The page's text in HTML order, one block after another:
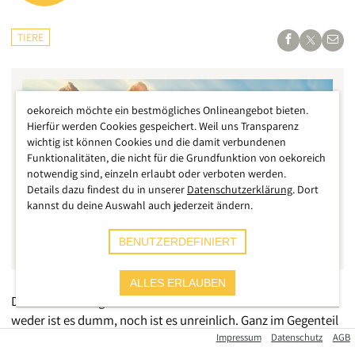
TIERE
Das Schwein ist gemeinhin ein verkanntes Wesen. Denn
weder ist es dumm, noch ist es unreinlich. Ganz im Gegenteil
sogar. Eigentlich gehören Schweine zu den intelligentesten
Impressum Datenschutz AGB
oekoreich möchte ein bestmögliches Onlineangebot bieten.
Hierfür werden Cookies gespeichert. Weil uns Transparenz
wichtig ist können Cookies und die damit verbundenen
Funktionalitäten, die nicht für die Grundfunktion von oekoreich
notwendig sind, einzeln erlaubt oder verboten werden.
Details dazu findest du in unserer Datenschutzerklärung. Dort
kannst du deine Auswahl auch jederzeit ändern.
BENUTZERDEFINIERT
ALLES ERLAUBEN